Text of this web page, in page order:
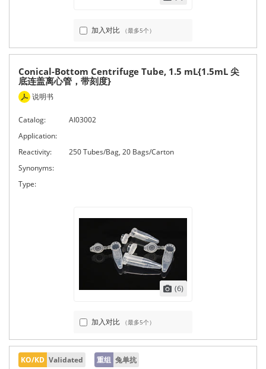
加入对比 （最多5个）
Conical-Bottom Centrifuge Tube, 1.5 mL{1.5mL 尖
底连盖离心管，带刻度}
说明书
Catalog:
AI03002
Application:
Reactivity:
250 Tubes/Bag, 20 Bags/Carton
Synonyms:
Type:
(6)
加入对比 （最多5个）
KO/KD Validated 重组 兔单抗